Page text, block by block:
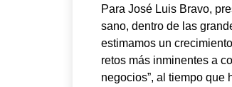
Para José Luis Bravo,
sano, dentro de las
estimamos un
retos más inminentes a
negocios”, al tiempo que